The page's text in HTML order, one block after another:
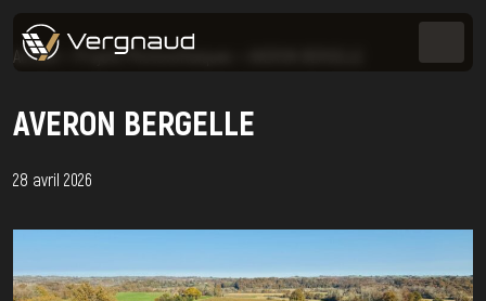
Accueil Projets Photovoltaïques
AVERON BERGELLE
28 avril 2026